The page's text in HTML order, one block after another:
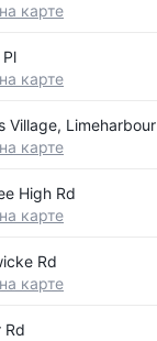
карте
карте
Village, Limeharbour
карте
High Rd
карте
Rd
карте
Rd